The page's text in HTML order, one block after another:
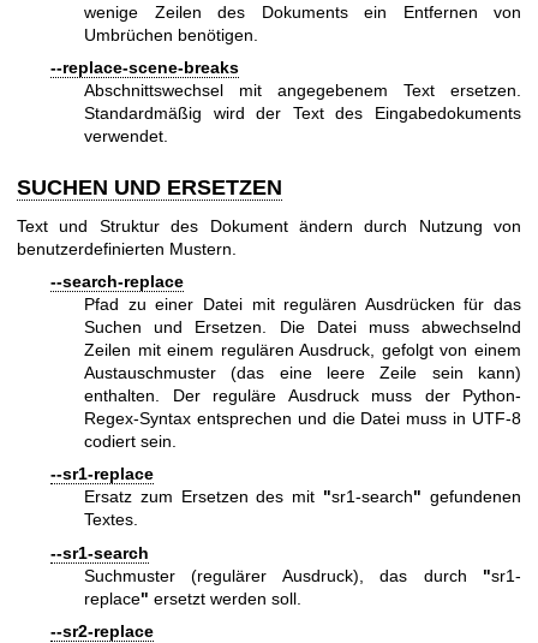
wenige Zeilen des Dokuments ein Entfernen von
Umbrüchen benötigen.
--replace-scene-breaks
Abschnittswechsel mit angegebenem Text ersetzen.
Standardmäßig wird der Text des Eingabedokuments
verwendet.
SUCHEN UND ERSETZEN
Text und Struktur des Dokument ändern durch Nutzung von
benutzerdefinierten Mustern.
--search-replace
Pfad zu einer Datei mit regulären Ausdrücken für das
Suchen und Ersetzen. Die Datei muss abwechselnd
Zeilen mit einem regulären Ausdruck, gefolgt von einem
Austauschmuster (das eine leere Zeile sein kann)
enthalten. Der reguläre Ausdruck muss der Python-
Regex-Syntax entsprechen und die Datei muss in UTF-8
codiert sein.
--sr1-replace
Ersatz zum Ersetzen des mit "sr1-search" gefundenen
Textes.
--sr1-search
Suchmuster (regulärer Ausdruck), das durch "sr1-
replace" ersetzt werden soll.
--sr2-replace